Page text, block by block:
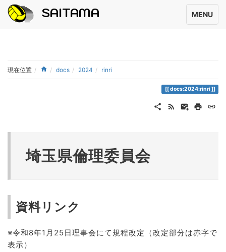
MENU
SAITAMA
現在位置 docs 2024 rinri
docs:2024:rinri
埼玉県倫理委員会
資料リンク
※令和8年1月25日理事会にて規程改定（改定部分は赤字で
表示）